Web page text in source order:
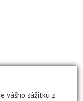
vášho zážitku z